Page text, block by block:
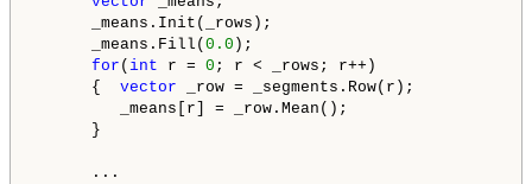
_means.Init(_rows);
_means.Fill( 0.0 );
for ( int r = 0 ; r < _rows; r++)
{ vector _row = _segments.Row(r);
_means[r] = _row.Mean();
}
...